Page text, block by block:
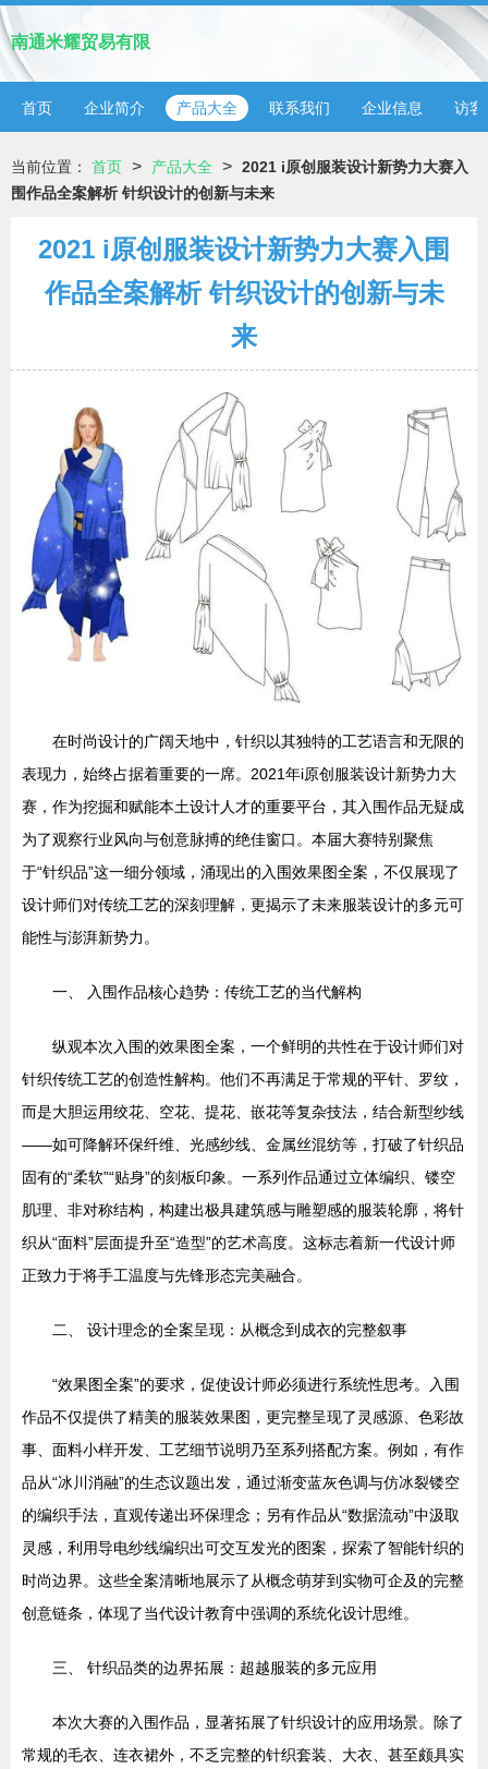
南通米耀贸易有限
首页 企业简介 产品大全 联系我们 企业信息 访客
当前位置： 首页 > 产品大全 > 2021 i原创服装设计新势力大赛入
围作品全案解析 针织设计的创新与未来
2021 i原创服装设计新势力大赛入围
作品全案解析 针织设计的创新与未
来
在时尚设计的广阔天地中，针织以其独特的工艺语言和无限的
表现力，始终占据着重要的一席。2021年i原创服装设计新势力大
赛，作为挖掘和赋能本土设计人才的重要平台，其入围作品无疑成
为了观察行业风向与创意脉搏的绝佳窗口。本届大赛特别聚焦
于“针织品”这一细分领域，涌现出的入围效果图全案，不仅展现了
设计师们对传统工艺的深刻理解，更揭示了未来服装设计的多元可
能性与澎湃新势力。
一、 入围作品核心趋势：传统工艺的当代解构
纵观本次入围的效果图全案，一个鲜明的共性在于设计师们对
针织传统工艺的创造性解构。他们不再满足于常规的平针、罗纹，
而是大胆运用绞花、空花、提花、嵌花等复杂技法，结合新型纱线
——如可降解环保纤维、光感纱线、金属丝混纺等，打破了针织品
固有的“柔软”“贴身”的刻板印象。一系列作品通过立体编织、镂空
肌理、非对称结构，构建出极具建筑感与雕塑感的服装轮廓，将针
织从“面料”层面提升至“造型”的艺术高度。这标志着新一代设计师
正致力于将手工温度与先锋形态完美融合。
二、 设计理念的全案呈现：从概念到成衣的完整叙事
“效果图全案”的要求，促使设计师必须进行系统性思考。入围
作品不仅提供了精美的服装效果图，更完整呈现了灵感源、色彩故
事、面料小样开发、工艺细节说明乃至系列搭配方案。例如，有作
品从“冰川消融”的生态议题出发，通过渐变蓝灰色调与仿冰裂镂空
的编织手法，直观传递出环保理念；另有作品从“数据流动”中汲取
灵感，利用导电纱线编织出可交互发光的图案，探索了智能针织的
时尚边界。这些全案清晰地展示了从概念萌芽到实物可企及的完整
创意链条，体现了当代设计教育中强调的系统化设计思维。
三、 针织品类的边界拓展：超越服装的多元应用
本次大赛的入围作品，显著拓展了针织设计的应用场景。除了
常规的毛衣、连衣裙外，不乏完整的针织套装、大衣、甚至颇具实